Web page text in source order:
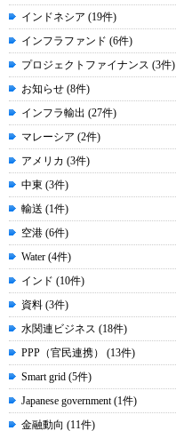
インドネシア (19件)
インフラファンド (6件)
プロジェクトファイナンス (3件)
お知らせ (8件)
インフラ輸出 (27件)
マレーシア (2件)
アメリカ (3件)
中東 (3件)
輸送 (1件)
空港 (6件)
Water (4件)
インド (10件)
資料 (3件)
水関連ビジネス (18件)
PPP（官民連携） (13件)
Smart grid (5件)
Japanese government (1件)
金融動向 (11件)